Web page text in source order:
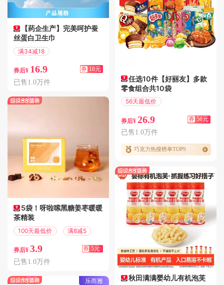
【药企生产】完美呵护蚕
丝蛋白卫生巾
满34减18
券后¥ 16.9 券 18元
已售1.0万件
5袋！呀啦嗦黑糖姜枣暖暖
茶精装
100天最低价 满8减5
券后¥ 3.9 券 5元
已售1.0万件
乐而雅
任选10件【好丽友】多款
零食组合共10袋
56天最低价
券后¥ 26.9 券 58元
已售1.0万件
巧克力热搜榜单TOP9
秋田满满婴幼儿有机泡芙